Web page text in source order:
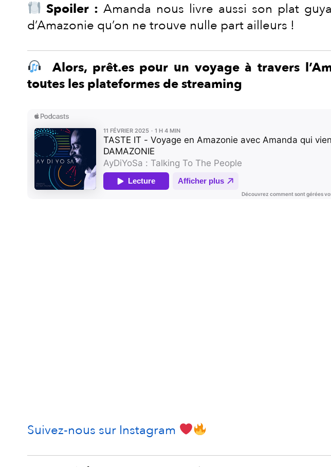
Spoiler : Amanda nous livre aussi son plat
d’Amazonie qu’on ne trouve nulle part ailleurs !
Alors, prêt.es pour un voyage à travers
toutes les plateformes de streaming
Suivez-nous sur Instagram